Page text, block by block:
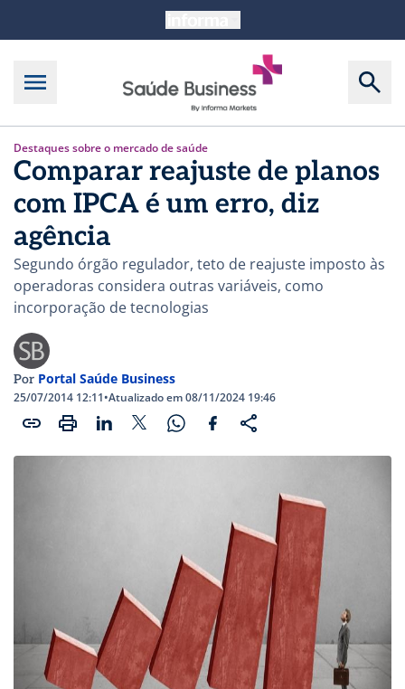
Destaques sobre o mercado de saúde
Comparar reajuste de planos
com IPCA é um erro, diz
agência
Segundo órgão regulador, teto de reajuste imposto às
operadoras considera outras variáveis, como
incorporação de tecnologias
Por Portal Saúde Business
25/07/2014 12:11•Atualizado em 08/11/2024 19:46